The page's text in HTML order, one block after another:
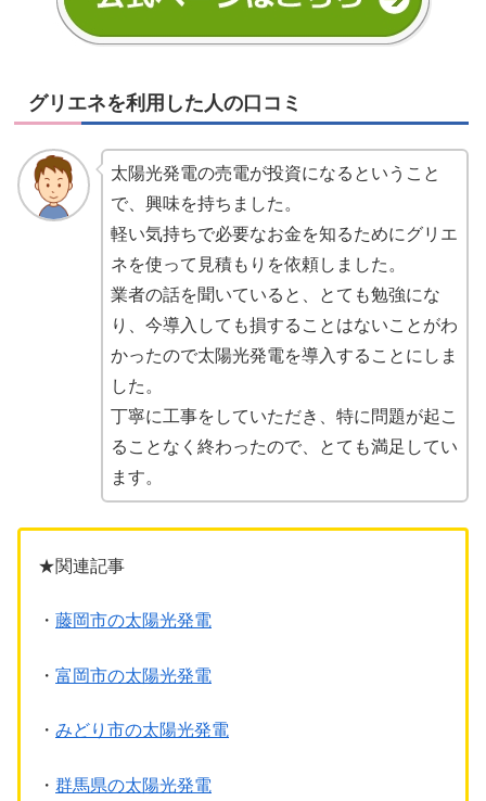
グリエネを利用した人の口コミ
太陽光発電の売電が投資になるということ
で、興味を持ちました。
軽い気持ちで必要なお金を知るためにグリエ
ネを使って見積もりを依頼しました。
業者の話を聞いていると、とても勉強にな
り、今導入しても損することはないことがわ
かったので太陽光発電を導入することにしま
した。
丁寧に工事をしていただき、特に問題が起こ
ることなく終わったので、とても満足してい
ます。
★関連記事
・ 藤岡市の太陽光発電
・ 富岡市の太陽光発電
・ みどり市の太陽光発電
・ 群馬県の太陽光発電